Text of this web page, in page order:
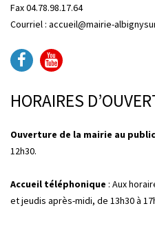
Fax 04.78.98.17.64
Courriel : accueil@mairie-
HORAIRES
Ouverture de la mairie au
12h30.
Accueil téléphonique : Aux
et jeudis après-midi, de 13h30 à